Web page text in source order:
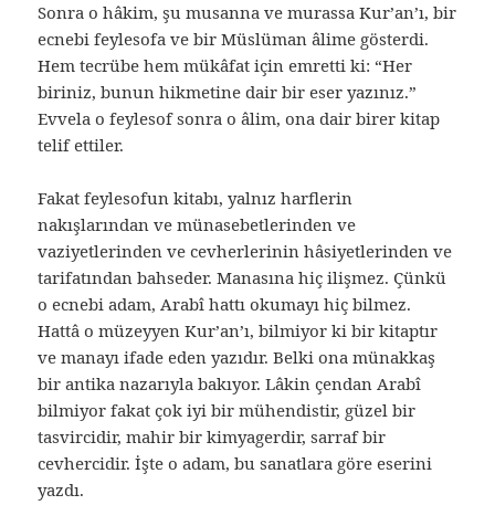
Sonra o hâkim, şu musanna ve murassa Kur’an’ı, bir
ecnebi feylesofa ve bir Müslüman âlime gösterdi.
Hem tecrübe hem mükâfat için emretti ki: “Her
biriniz, bunun hikmetine dair bir eser yazınız.”
Evvela o feylesof sonra o âlim, ona dair birer kitap
telif ettiler.
Fakat feylesofun kitabı, yalnız harflerin
nakışlarından ve münasebetlerinden ve
vaziyetlerinden ve cevherlerinin hâsiyetlerinden ve
tarifatından bahseder. Manasına hiç ilişmez. Çünkü
o ecnebi adam, Arabî hattı okumayı hiç bilmez.
Hattâ o müzeyyen Kur’an’ı, bilmiyor ki bir kitaptır
ve manayı ifade eden yazıdır. Belki ona münakkaş
bir antika nazarıyla bakıyor. Lâkin çendan Arabî
bilmiyor fakat çok iyi bir mühendistir, güzel bir
tasvircidir, mahir bir kimyagerdir, sarraf bir
cevhercidir. İşte o adam, bu sanatlara göre eserini
yazdı.